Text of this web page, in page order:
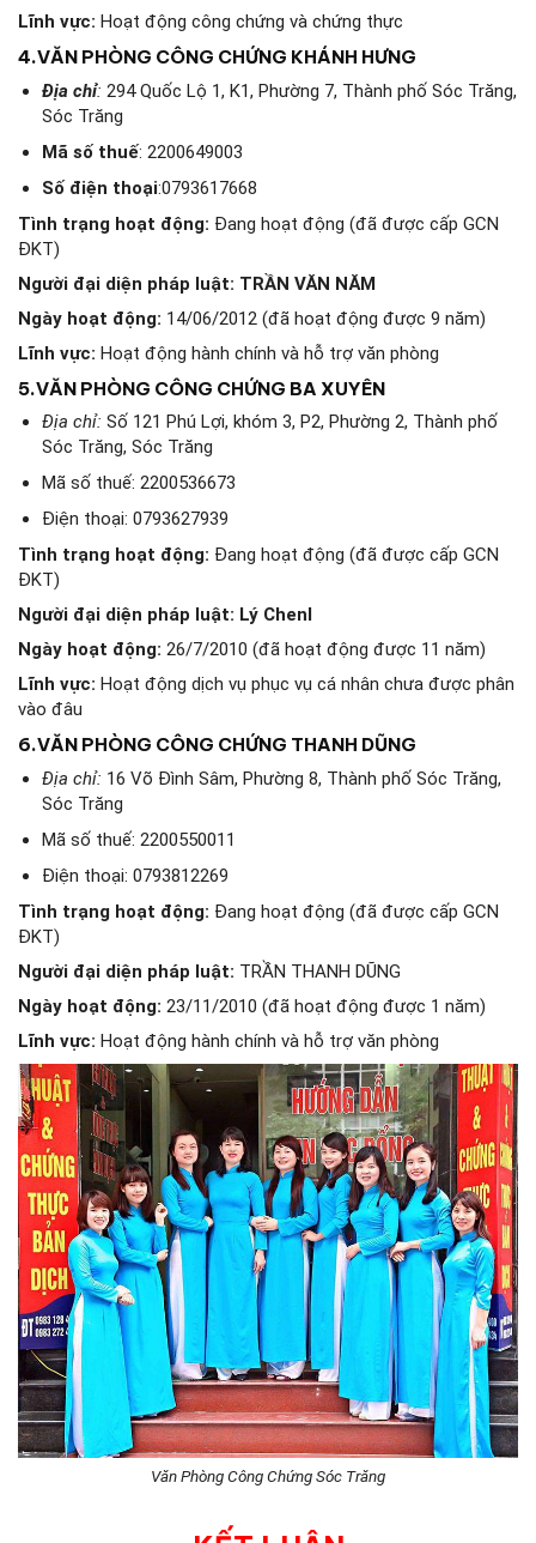
Lĩnh vực: Hoạt động công chứng và chứng thực
4.VĂN PHÒNG CÔNG CHỨNG KHÁNH HƯNG
Địa chỉ: 294 Quốc Lộ 1, K1, Phường 7, Thành phố Sóc Trăng,
Sóc Trăng
Mã số thuế: 2200649003
Số điện thoại:0793617668
Tình trạng hoạt động: Đang hoạt động (đã được cấp GCN
ĐKT)
Người đại diện pháp luật: TRẦN VĂN NĂM
Ngày hoạt động: 14/06/2012 (đã hoạt động được 9 năm)
Lĩnh vực: Hoạt động hành chính và hỗ trợ văn phòng
5.VĂN PHÒNG CÔNG CHỨNG BA XUYÊN
Địa chỉ: Số 121 Phú Lợi, khóm 3, P2, Phường 2, Thành phố
Sóc Trăng, Sóc Trăng
Mã số thuế: 2200536673
Điện thoại: 0793627939
Tình trạng hoạt động: Đang hoạt động (đã được cấp GCN
ĐKT)
Người đại diện pháp luật: Lý Chenl
Ngày hoạt động: 26/7/2010 (đã hoạt động được 11 năm)
Lĩnh vực: Hoạt động dịch vụ phục vụ cá nhân chưa được phân
vào đâu
6.VĂN PHÒNG CÔNG CHỨNG THANH DŨNG
Địa chỉ: 16 Võ Đình Sâm, Phường 8, Thành phố Sóc Trăng,
Sóc Trăng
Mã số thuế: 2200550011
Điện thoại: 0793812269
Tình trạng hoạt động: Đang hoạt động (đã được cấp GCN
ĐKT)
Người đại diện pháp luật: TRẦN THANH DŨNG
Ngày hoạt động: 23/11/2010 (đã hoạt động được 1 năm)
Lĩnh vực: Hoạt động hành chính và hỗ trợ văn phòng
Văn Phòng Công Chứng Sóc Trăng